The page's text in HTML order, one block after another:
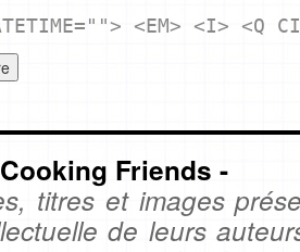
<EM> <I> <Q
Friends -
titres et images
de leurs